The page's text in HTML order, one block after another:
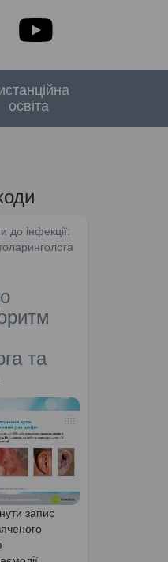
освіта
до інфекції:
та
запис